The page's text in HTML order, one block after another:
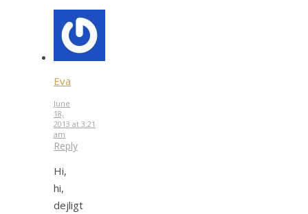
Eva
June
18,
2013 at 3:21
am
Reply
Hi,
hi,
dejligt